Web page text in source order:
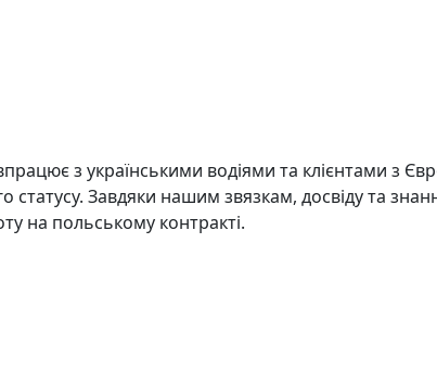
з українськими водіями та клієнтами з
Завдяки нашим звязкам, досвіду та
на польському контракті.